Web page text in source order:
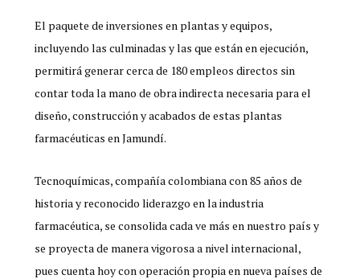
El paquete de inversiones en plantas y equipos,
incluyendo las culminadas y las que están en ejecución,
permitirá generar cerca de 180 empleos directos sin
contar toda la mano de obra indirecta necesaria para el
diseño, construcción y acabados de estas plantas
farmacéuticas en Jamundí.
Tecnoquímicas, compañía colombiana con 85 años de
historia y reconocido liderazgo en la industria
farmacéutica, se consolida cada ve más en nuestro país y
se proyecta de manera vigorosa a nivel internacional,
pues cuenta hoy con operación propia en nueva países de